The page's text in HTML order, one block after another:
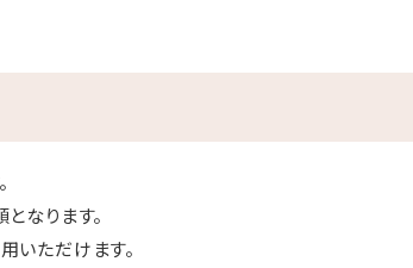
なります。
ただけます。